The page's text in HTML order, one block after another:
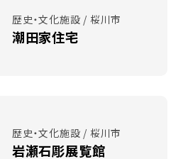
歴史・文化施設 / 桜川市
潮田家住宅
歴史・文化施設 / 桜川市
岩瀬石彫展覧館